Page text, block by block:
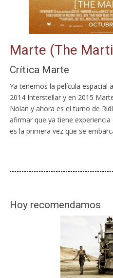
Marte (The
Crítica Marte
Ya tenemos la película espacial
2014 Interstellar y en 2015
Nolan y ahora es el turno de
afirmar que ya tiene
es la primera vez que se
Hoy recomendamos